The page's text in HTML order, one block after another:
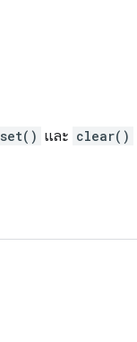
set() และ clear()